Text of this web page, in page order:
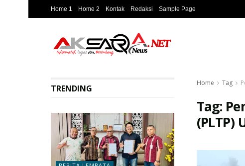
Home 1 Home 2 Kontak Redaksi Sample Page
Home Tag
Tag:
(PLTP)
TRENDING